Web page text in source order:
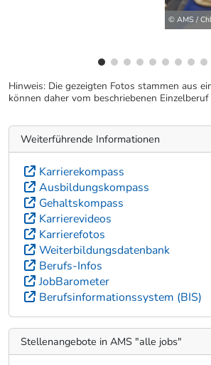
© AMS /
Hinweis: Die gezeigten Fotos stammen aus
können daher vom beschriebenen
Weiterführende Informationen
Karrierekompass
Ausbildungskompass
Gehaltskompass
Karrierevideos
Karrierefotos
Weiterbildungsdatenbank
Berufs-Infos
JobBarometer
Berufsinformationssystem (BIS)
Stellenangebote in AMS "alle jobs"